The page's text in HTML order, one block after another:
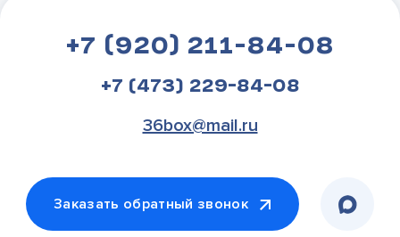
+7 (920) 211-84-08
+7 (473) 229-84-08
36box@mail.ru
Заказать обратный звонок